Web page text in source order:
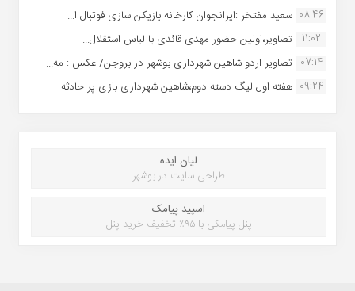
08:46 سعید مفتخر :ایرانجوان کارخانه بازیکن سازی فوتبال ا...
11:02
تصاویر،اولین حضور مهدی قائدی با لباس استقلال...
07:14 تصاویر اردو شاهین شهرداری بوشهر در بروجن/ عکس : مه...
09:24 هفته اول لیگ دسته دوم،شاهین شهرداری بازی پر حادثه ...
لیان ایده
طراحی سایت در بوشهر
اسپید پیامک
پنل پیامکی با ۹۵٪ تخفیف خرید پنل